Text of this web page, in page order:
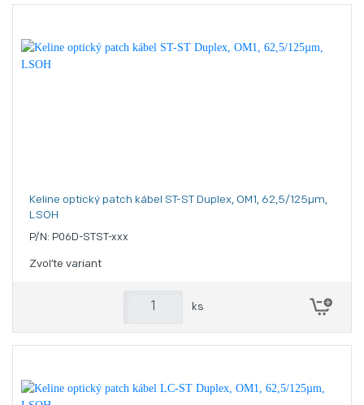
Keline optický patch kábel ST-ST Duplex, OM1, 62,5/125µm,
LSOH
P/N: P06D-STST-xxx
Zvoľte variant
ks